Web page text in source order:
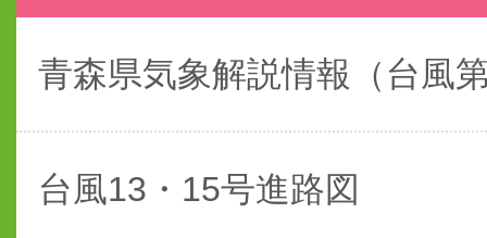
青森県気象解説情報（台風
台風13・15号進路図